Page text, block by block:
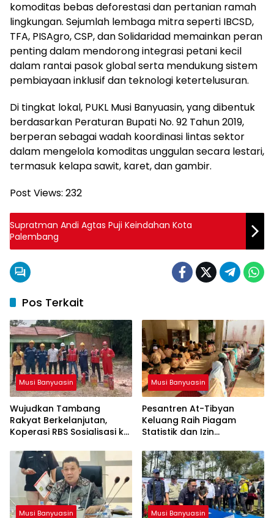
komoditas bebas deforestasi dan pertanian ramah
lingkungan. Sejumlah lembaga mitra seperti IBCSD,
TFA, PISAgro, CSP, dan Solidaridad memainkan peran
penting dalam mendorong integrasi petani kecil
dalam rantai pasok global serta mendukung sistem
pembiayaan inklusif dan teknologi ketertelusuran.
Di tingkat lokal, PUKL Musi Banyuasin, yang dibentuk
berdasarkan Peraturan Bupati No. 92 Tahun 2019,
berperan sebagai wadah koordinasi lintas sektor
dalam mengelola komoditas unggulan secara lestari,
termasuk kelapa sawit, karet, dan gambir.
Post Views: 232
Supratman Andi Agtas Puji Keindahan Kota
Palembang
Pos Terkait
Musi Banyuasin
Wujudkan Tambang
Rakyat Berkelanjutan,
Koperasi RBS Sosialisasi ke
GEP
Musi Banyuasin
Pesantren At-Tibyan
Keluang Raih Piagam
Statistik dan Izin
Kemenag RI
Musi Banyuasin Musi Banyuasin